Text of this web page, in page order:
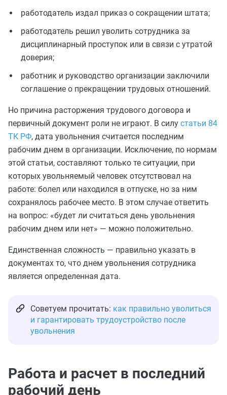
работодатель издал приказ о сокращении штата;
работодатель решил уволить сотрудника за
дисциплинарный проступок или в связи с утратой
доверия;
работник и руководство организации заключили
соглашение о прекращении трудовых отношений.
Но причина расторжения трудового договора и
первичный документ роли не играют. В силу статьи 84
ТК РФ, дата увольнения считается последним
рабочим днем в организации. Исключение, по нормам
этой статьи, составляют только те ситуации, при
которых увольняемый человек отсутствовал на
работе: болел или находился в отпуске, но за ним
сохранялось рабочее место. В этом случае ответить
на вопрос: «будет ли считаться день увольнения
рабочим днем или нет» — можно положительно.
Единственная сложность — правильно указать в
документах то, что днем увольнения сотрудника
является определенная дата.
Советуем прочитать: как правильно уволиться
и гарантировать трудоустройство после
увольнения
Работа и расчет в последний
рабочий день